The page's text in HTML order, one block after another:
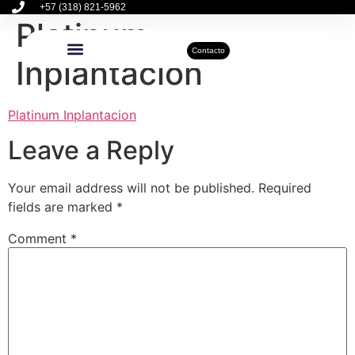
+57 (318) 821-5962
Contacto
Platinum
Inplantacion
Platinum Inplantacion
Leave a Reply
Your email address will not be published. Required
fields are marked *
Comment *